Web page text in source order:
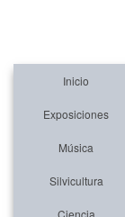
Inicio
Exposiciones
Música
Silvicultura
Ciencia